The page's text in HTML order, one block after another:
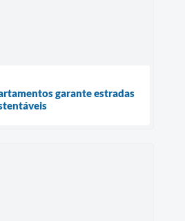
garante estradas